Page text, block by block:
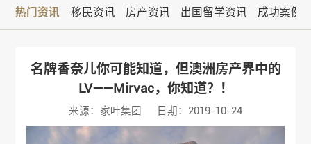
热门资讯 移民资讯 房产资讯 出国留学资讯 成功案例
名牌香奈儿你可能知道，但澳洲房产界中的
LV——Mirvac，你知道？！
来源：家叶集团 日期：2019-10-24